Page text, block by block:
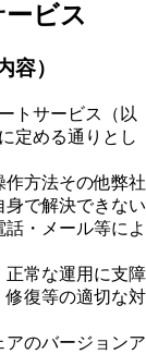
ビス
容）
トサービス（以
定める通りとし
方法その他弊社
身で解決できない
・メール等によ
正常な運用に支障
修復等の適切な対
のバージョンア